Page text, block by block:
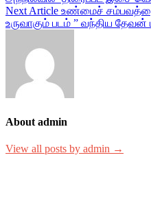
Next Article உண்மைச்
உருவாகும் படம் ” வந்திய தேவன்
About admin
View all posts by admin →